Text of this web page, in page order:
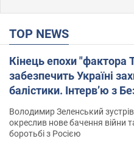
TOP NEWS
Кінець епохи "фактора
забезпечить Україні
балістики. Інтерв’ю з
Володимир Зеленський
окреслив нове бачення війни
боротьбі з Росією